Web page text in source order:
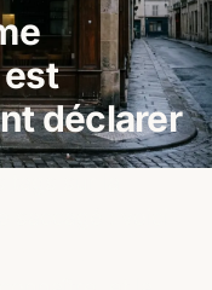
déclarer